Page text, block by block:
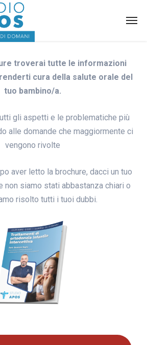
troverai tutte le informazioni
cura della salute orale del
tuo bambino/a.
gli aspetti e le problematiche più
alle domande che maggiormente ci
vengono rivolte
aver letto la brochure, dacci un tuo
non siamo stati abbastanza chiari o
risolto tutti i tuoi dubbi.